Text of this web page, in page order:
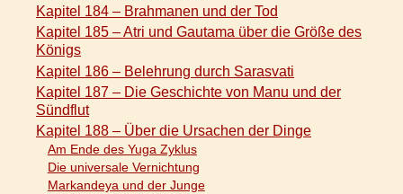
Kapitel 184 – Brahmanen und der Tod
Kapitel 185 – Atri und Gautama über die Größe des
Königs
Kapitel 186 – Belehrung durch Sarasvati
Kapitel 187 – Die Geschichte von Manu und der
Sündflut
Kapitel 188 – Über die Ursachen der Dinge
Am Ende des Yuga Zyklus
Die universale Vernichtung
Markandeya und der Junge